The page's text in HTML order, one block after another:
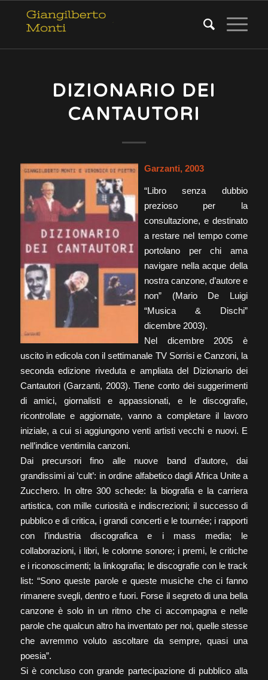
DIZIONARIO DEI
CANTAUTORI
Garzanti, 2003
“Libro senza dubbio
prezioso per la
consultazione, e destinato
a restare nel tempo come
portolano per chi ama
navigare nella acque della
nostra canzone, d’autore e
non” (Mario De Luigi
“Musica & Dischi”
dicembre 2003).
Nel dicembre 2005 è
uscito in edicola con il settimanale TV Sorrisi e Canzoni, la
seconda edizione riveduta e ampliata del Dizionario dei
Cantautori (Garzanti, 2003). Tiene conto dei suggerimenti
di amici, giornalisti e appassionati, e le discografie,
ricontrollate e aggiornate, vanno a completare il lavoro
iniziale, a cui si aggiungono venti artisti vecchi e nuovi. E
nell’indice ventimila canzoni.
Dai precursori fino alle nuove band d’autore, dai
grandissimi ai ‘cult’: in ordine alfabetico dagli Africa Unite a
Zucchero. In oltre 300 schede: la biografia e la carriera
artistica, con mille curiosità e indiscrezioni; il successo di
pubblico e di critica, i grandi concerti e le tournée; i rapporti
con l’industria discografica e i mass media; le
collaborazioni, i libri, le colonne sonore; i premi, le critiche
e i riconoscimenti; la linkografia; le discografie con le track
list: “Sono queste parole e queste musiche che ci fanno
rimanere svegli, dentro e fuori. Forse il segreto di una bella
canzone è solo in un ritmo che ci accompagna e nelle
parole che qualcun altro ha inventato per noi, quelle stesse
che avremmo voluto ascoltare da sempre, quasi una
poesia”.
Si è concluso con grande partecipazione di pubblico alla